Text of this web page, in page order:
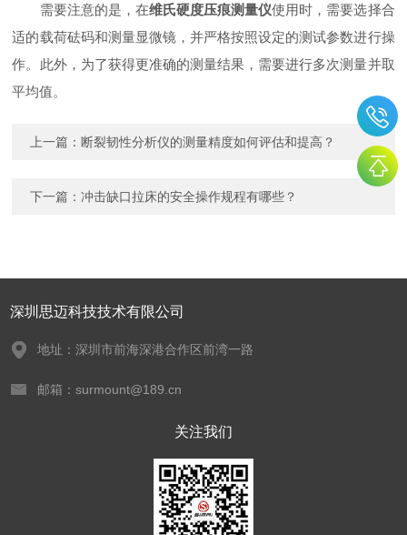
需要注意的是，在维氏硬度压痕测量仪使用时，需要选择合
适的载荷砝码和测量显微镜，并严格按照设定的测试参数进行操
作。此外，为了获得更准确的测量结果，需要进行多次测量并取
平均值。
上一篇： 断裂韧性分析仪的测量精度如何评估和提高？
下一篇：冲击缺口拉床的安全操作规程有哪些？
深圳思迈科技技术有限公司
地址：深圳市前海深港合作区前湾一路
邮箱：surmount@189.cn
关注我们